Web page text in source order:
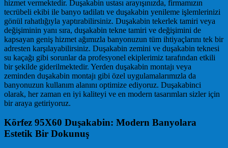
hizmet vermektedir. Duşakabin ustası arayışınızda, firmamızın
tecrübeli ekibi ile banyo tadilatı ve duşakabin yenileme işlemlerinizi
gönül rahatlığıyla yaptırabilirsiniz. Duşakabin tekerlek tamiri veya
değişiminin yanı sıra, duşakabin tekne tamiri ve değişimini de
kapsayan geniş hizmet ağımızla banyonuzun tüm ihtiyaçlarını tek bir
adresten karşılayabilirsiniz. Duşakabin zemini ve duşakabin teknesi
su kaçağı gibi sorunlar da profesyonel ekiplerimiz tarafından etkili
bir şekilde giderilmektedir. Yerden duşakabin montajı veya
zeminden duşakabin montajı gibi özel uygulamalarımızla da
banyonuzun kullanım alanını optimize ediyoruz. Duşakabinci
olarak, her zaman en iyi kaliteyi ve en modern tasarımları sizler için
bir araya getiriyoruz.
Körfez 95X60 Duşakabin: Modern Banyolara
Estetik Bir Dokunuş